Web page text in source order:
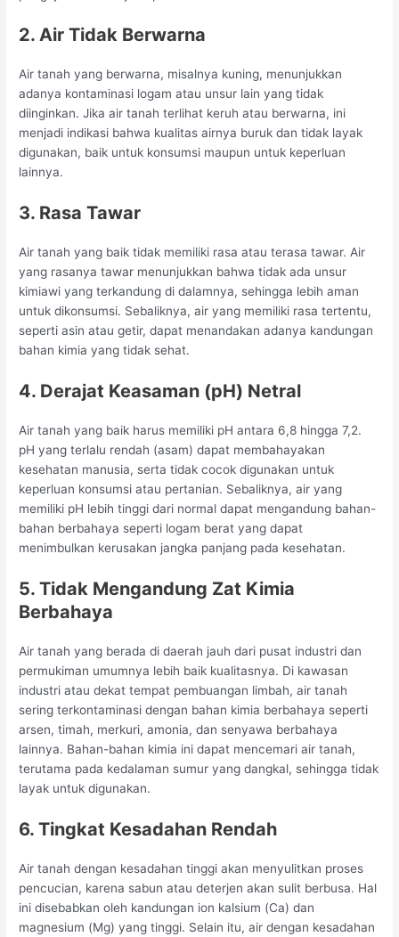
2. Air Tidak Berwarna
Air tanah yang berwarna, misalnya kuning, menunjukkan
adanya kontaminasi logam atau unsur lain yang tidak
diinginkan. Jika air tanah terlihat keruh atau berwarna, ini
menjadi indikasi bahwa kualitas airnya buruk dan tidak layak
digunakan, baik untuk konsumsi maupun untuk keperluan
lainnya.
3. Rasa Tawar
Air tanah yang baik tidak memiliki rasa atau terasa tawar. Air
yang rasanya tawar menunjukkan bahwa tidak ada unsur
kimiawi yang terkandung di dalamnya, sehingga lebih aman
untuk dikonsumsi. Sebaliknya, air yang memiliki rasa tertentu,
seperti asin atau getir, dapat menandakan adanya kandungan
bahan kimia yang tidak sehat.
4. Derajat Keasaman (pH) Netral
Air tanah yang baik harus memiliki pH antara 6,8 hingga 7,2.
pH yang terlalu rendah (asam) dapat membahayakan
kesehatan manusia, serta tidak cocok digunakan untuk
keperluan konsumsi atau pertanian. Sebaliknya, air yang
memiliki pH lebih tinggi dari normal dapat mengandung bahan-
bahan berbahaya seperti logam berat yang dapat
menimbulkan kerusakan jangka panjang pada kesehatan.
5. Tidak Mengandung Zat Kimia
Berbahaya
Air tanah yang berada di daerah jauh dari pusat industri dan
permukiman umumnya lebih baik kualitasnya. Di kawasan
industri atau dekat tempat pembuangan limbah, air tanah
sering terkontaminasi dengan bahan kimia berbahaya seperti
arsen, timah, merkuri, amonia, dan senyawa berbahaya
lainnya. Bahan-bahan kimia ini dapat mencemari air tanah,
terutama pada kedalaman sumur yang dangkal, sehingga tidak
layak untuk digunakan.
6. Tingkat Kesadahan Rendah
Air tanah dengan kesadahan tinggi akan menyulitkan proses
pencucian, karena sabun atau deterjen akan sulit berbusa. Hal
ini disebabkan oleh kandungan ion kalsium (Ca) dan
magnesium (Mg) yang tinggi. Selain itu, air dengan kesadahan